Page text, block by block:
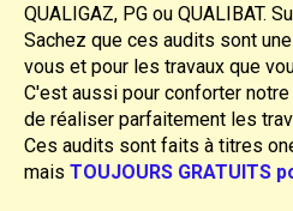
QUALIGAZ, PG ou QUALIBAT.
Sachez que ces audits sont
vous et pour les travaux que
C'est aussi pour conforter
de réaliser parfaitement les
Ces audits sont faits à titres
mais TOUJOURS GRATUITS